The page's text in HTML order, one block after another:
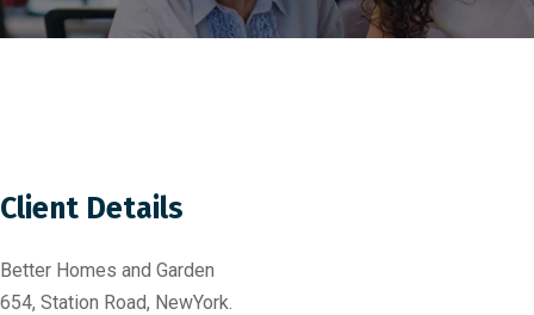
Client Details
Better Homes and Garden
654, Station Road, NewYork.